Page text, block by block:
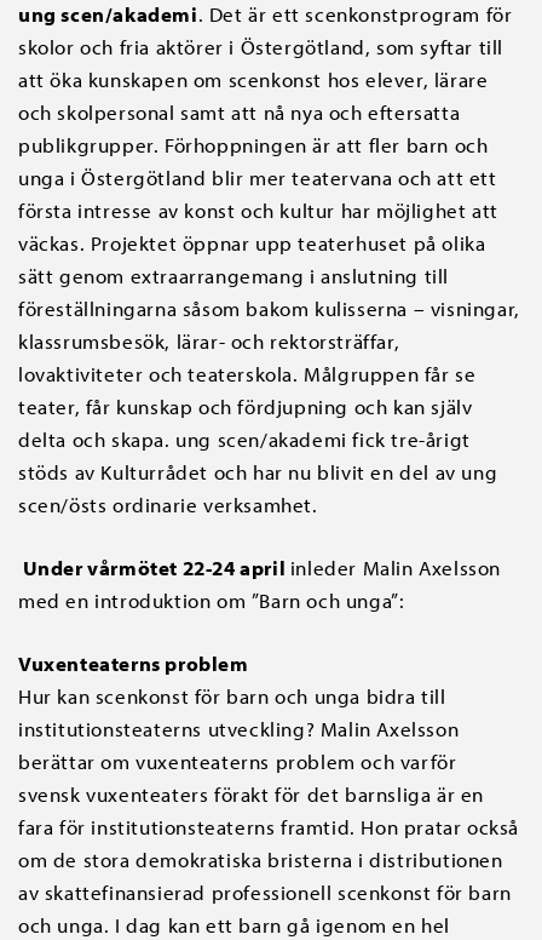
ung scen/akademi. Det är ett scenkonstprogram för
skolor och fria aktörer i Östergötland, som syftar till
att öka kunskapen om scenkonst hos elever, lärare
och skolpersonal samt att nå nya och eftersatta
publikgrupper. Förhoppningen är att fler barn och
unga i Östergötland blir mer teatervana och att ett
första intresse av konst och kultur har möjlighet att
väckas. Projektet öppnar upp teaterhuset på olika
sätt genom extraarrangemang i anslutning till
föreställningarna såsom bakom kulisserna – visningar,
klassrumsbesök, lärar- och rektorsträffar,
lovaktiviteter och teaterskola. Målgruppen får se
teater, får kunskap och fördjupning och kan själv
delta och skapa. ung scen/akademi fick tre-årigt
stöds av Kulturrådet och har nu blivit en del av ung
scen/östs ordinarie verksamhet.
Under vårmötet 22-24 april inleder Malin Axelsson
med en introduktion om ”Barn och unga”:
Vuxenteaterns problem
Hur kan scenkonst för barn och unga bidra till
institutionsteaterns utveckling? Malin Axelsson
berättar om vuxenteaterns problem och varför
svensk vuxenteaters förakt för det barnsliga är en
fara för institutionsteaterns framtid. Hon pratar också
om de stora demokratiska bristerna i distributionen
av skattefinansierad professionell scenkonst för barn
och unga. I dag kan ett barn gå igenom en hel